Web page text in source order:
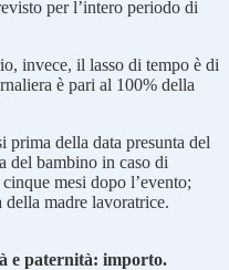
per l’intero periodo di
invece, il lasso di tempo è di
è pari al 100% della
prima della data presunta del
del bambino in caso di
mesi dopo l’evento;
madre lavoratrice.
e paternità: importo.